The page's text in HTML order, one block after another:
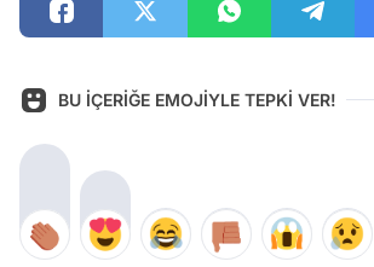
BU İÇERİĞE EMOJİYLE TEPKİ VER!